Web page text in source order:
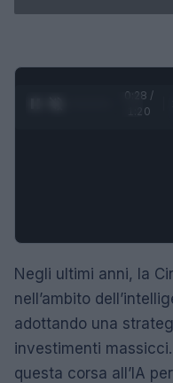
0:29 /
1:20
Negli ultimi anni, la
nell’ambito
adottando una
investimenti
questa corsa all’IA